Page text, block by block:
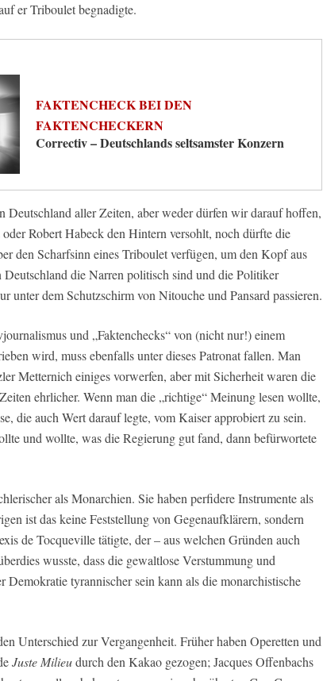
er Triboulet begnadigte.
FAKTENCHECK BEI DEN
FAKTENCHECKERN
Correctiv – Deutschlands seltsamster Konzern
Deutschland aller Zeiten, aber weder dürfen wir darauf hoffen,
Robert Habeck den Hintern versohlt, noch dürfte die
den Scharfsinn eines Triboulet verfügen, um den Kopf aus
Deutschland die Narren politisch sind und die Politiker
unter dem Schutzschirm von Nitouche und Pansard passieren.
und „Faktenchecks“ von (nicht nur!) einem
wird, muss ebenfalls unter dieses Patronat fallen. Man
Metternich einiges vorwerfen, aber mit Sicherheit waren die
ehrlicher. Wenn man die „richtige“ Meinung lesen wollte,
die auch Wert darauf legte, vom Kaiser approbiert zu sein.
und wollte, was die Regierung gut fand, dann befürwortete
als Monarchien. Sie haben perfidere Instrumente als
ist das keine Feststellung von Gegenaufklärern, sondern
de Tocqueville tätigte, der – aus welchen Gründen auch
wusste, dass die gewaltlose Verstummung und
Demokratie tyrannischer sein kann als die monarchistische
Unterschied zur Vergangenheit. Früher haben Operetten und
Juste Milieudurch den Kakao gezogen; Jacques Offenbachs